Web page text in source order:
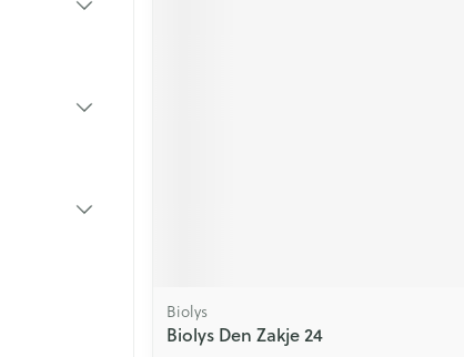
Biolys
Biolys Den Zakje 24